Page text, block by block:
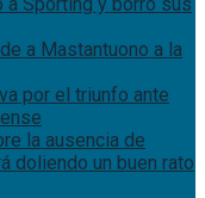
a Mastantuono a la
por el triunfo ante
la ausencia de
doliendo un buen rato